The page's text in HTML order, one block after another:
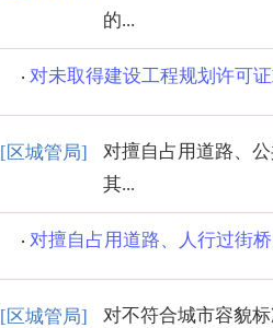
的...
对未取得建设工程规划许可
[区城管局]
对擅自占用道路、
其...
对擅自占用道路、人行过街
[区城管局]
对不符合城市容貌